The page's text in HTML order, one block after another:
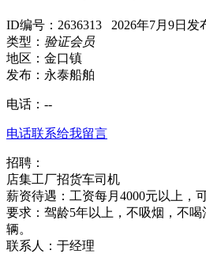
ID编号：2636313 2026年7月9日
类型： 验证会员
地区：金口镇
发布：永泰船舶
电话： --
电话联系给我留言
招聘：
店集工厂招货车司机
薪资待遇：工资每月4000元以上，
要求：驾龄5年以上，不吸烟，不
辆。
联系人：于经理